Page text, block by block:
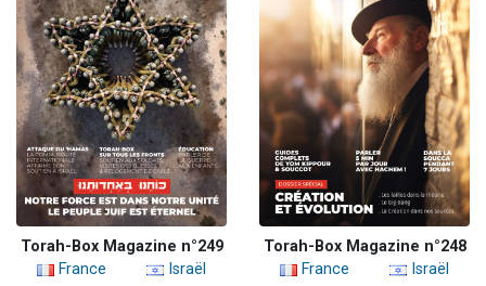
Torah-Box Magazine n°249
France
Israël
Torah-Box Magazine n°248
France
Israël